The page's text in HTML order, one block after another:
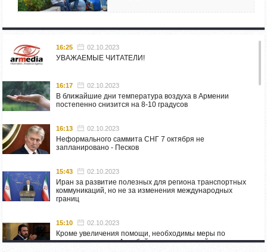
16:25 02.10.2023
УВАЖАЕМЫЕ ЧИТАТЕЛИ!
16:17 02.10.2023
В ближайшие дни температура воздуха в Армении
постепенно снизится на 8-10 градусов
16:13 02.10.2023
Неформального саммита СНГ 7 октября не
запланировано - Песков
15:43 02.10.2023
Иран за развитие полезных для региона транспортных
коммуникаций, но не за изменения международных
границ
15:10 02.10.2023
Кроме увеличения помощи, необходимы меры по
пресечению угроз Азербайджана: испанский депутат